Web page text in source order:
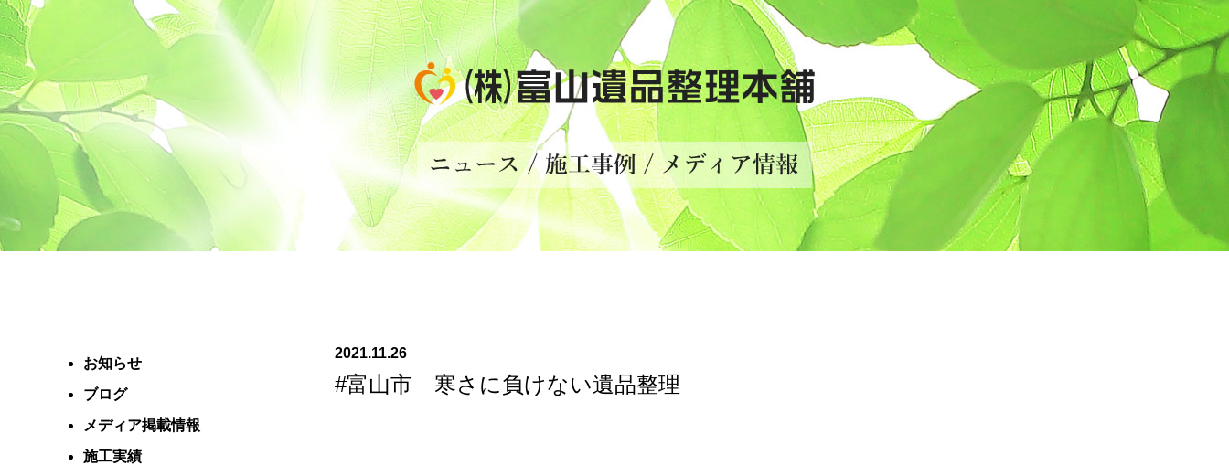
お知らせ
ブログ
メディア掲載情報
施工実績
2021.11.26
#富山市 寒さに負けない遺品整理